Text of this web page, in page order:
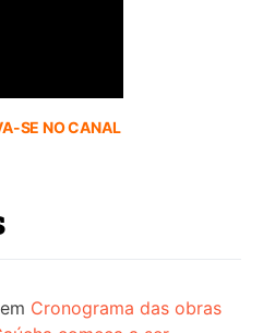
SE NO CANAL
em Cronograma das obras